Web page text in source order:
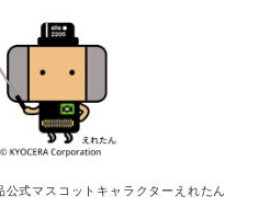
公式マスコットキャラクターえれたん